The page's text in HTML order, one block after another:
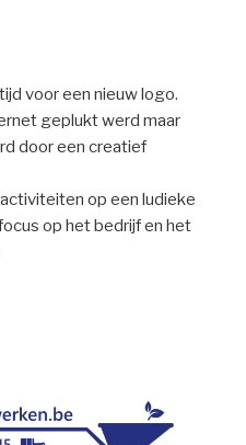
voor een nieuw logo.
geplukt werd maar
door een creatief
op een ludieke
op het bedrijf en het